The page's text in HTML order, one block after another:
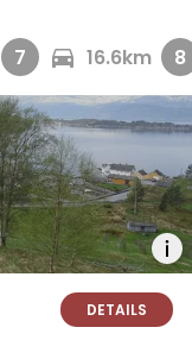
7 16.6km 8
DETAILS